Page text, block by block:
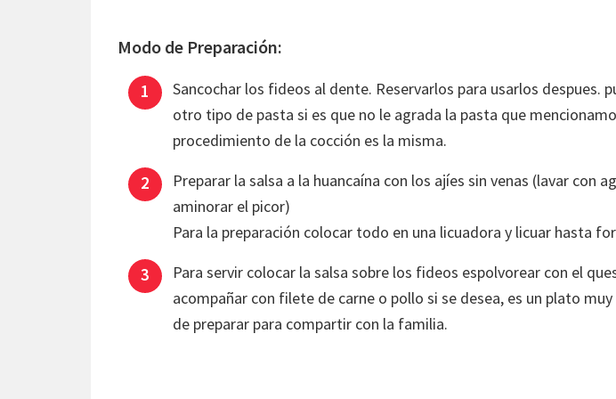
Modo de Preparación:
Sancochar los fideos al dente. Reservarlos para usarlos despues.
otro tipo de pasta si es que no le agrada la pasta que
procedimiento de la cocción es la misma.
Preparar la salsa a la huancaína con los ajíes sin venas (lavar con
aminorar el picor)
Para la preparación colocar todo en una licuadora y licuar hasta
Para servir colocar la salsa sobre los fideos espolvorear con el
acompañar con filete de carne o pollo si se desea, es un plato
de preparar para compartir con la familia.